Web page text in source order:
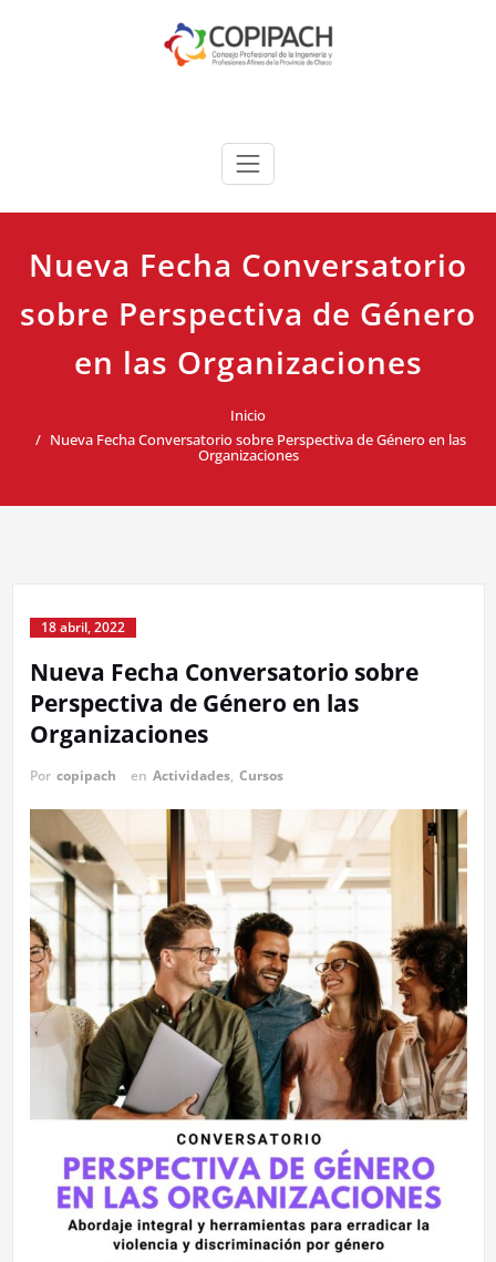
Nueva Fecha Conversatorio
sobre Perspectiva de Género
en las Organizaciones
Inicio
Nueva Fecha Conversatorio sobre Perspectiva de Género en las
Organizaciones
18 abril, 2022
Nueva Fecha Conversatorio sobre
Perspectiva de Género en las
Organizaciones
Por copipach en Actividades, Cursos